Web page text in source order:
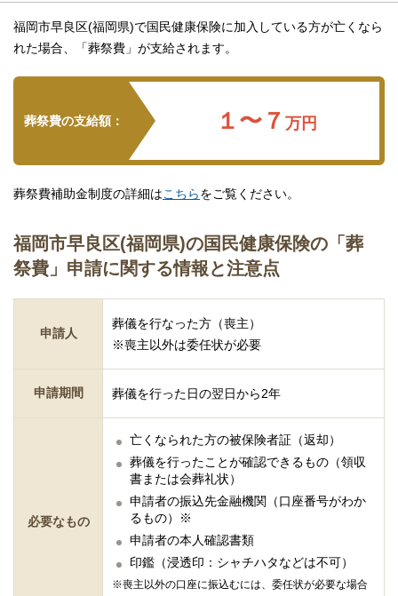
福岡市早良区(福岡県)で国民健康保険に加入している方が亡くなら
れた場合、「葬祭費」が支給されます。
葬祭費の支給額： １〜７万円
葬祭費補助金制度の詳細はこちらをご覧ください。
福岡市早良区(福岡県)の国民健康保険の「葬
祭費」申請に関する情報と注意点
申請人
葬儀を行なった方（喪主）
※喪主以外は委任状が必要
申請期間 葬儀を行った日の翌日から2年
必要なもの
亡くなられた方の被保険者証（返却）
葬儀を行ったことが確認できるもの（領収
書または会葬礼状）
申請者の振込先金融機関（口座番号がわか
るもの）※
申請者の本人確認書類
印鑑（浸透印：シャチハタなどは不可）
※喪主以外の口座に振込むには、委任状が必要な場合